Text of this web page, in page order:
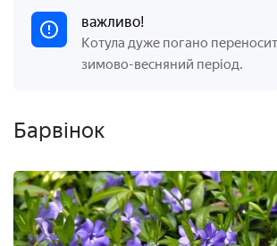
важливо!
Котула дуже погано
зимово-весняний період.
Барвінок